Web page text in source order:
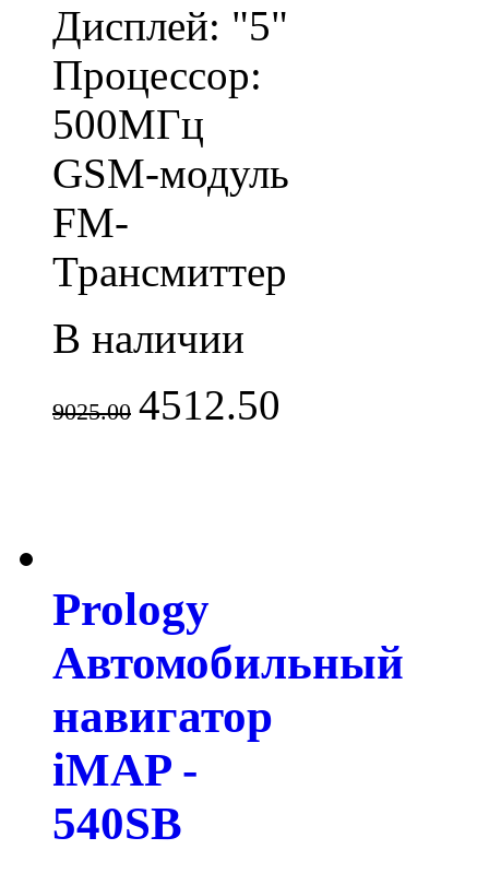
Дисплей: "5"
Процессор:
500МГц
GSM-модуль
FM-
Трансмиттер
В наличии
9025.00 4512.50
Prology
Автомобильный
навигатор
iMAP -
540SB